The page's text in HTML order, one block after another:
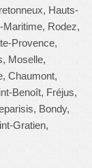
Hauts-
Maritime, Rodez,
Provence,
Moselle,
Chaumont,
Benoît, Fréjus,
Bondy,
Gratien,